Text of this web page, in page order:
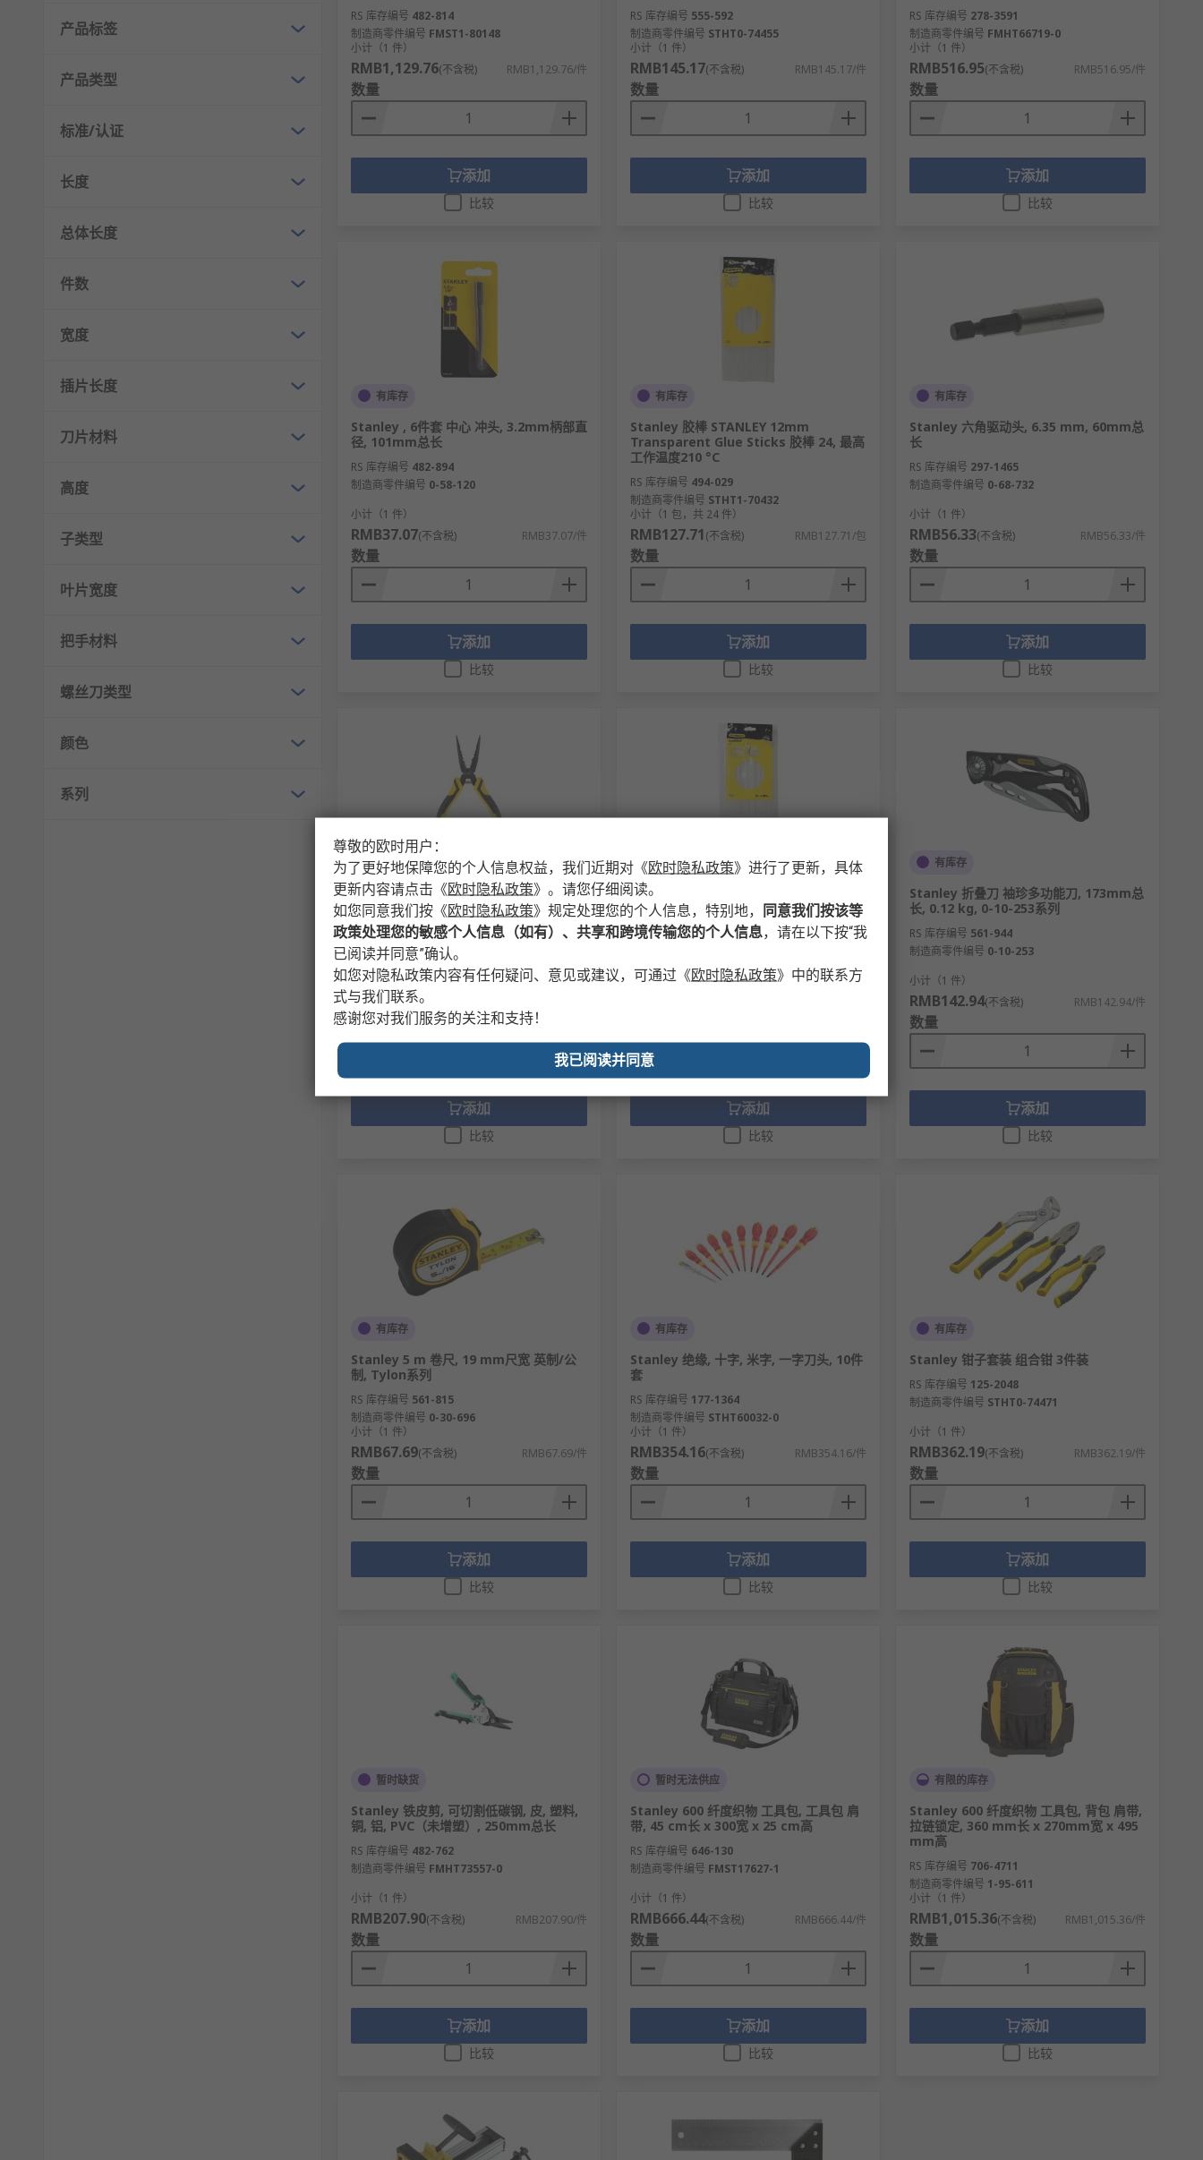
产品标签
产品类型
标准/认证
长度
总体长度
件数
宽度
插片长度
刀片材料
高度
子类型
叶片宽度
把手材料
螺丝刀类型
颜色
系列
RS 库存编号 482-814
制造商零件编号 FMST1-80148
小计（1 件）
RMB1,129.76(不含税) RMB1,129.76/件
数量
添加
比较
RS 库存编号 555-592
制造商零件编号 STHT0-74455
小计（1 件）
RMB145.17(不含税) RMB145.17/件
数量
添加
比较
RS 库存编号 278-3591
制造商零件编号 FMHT66719-0
小计（1 件）
RMB516.95(不含税) RMB516.95/件
数量
添加
比较
有库存
Stanley , 6件套 中心 冲头, 3.2mm柄部直
径, 101mm总长
RS 库存编号 482-894
制造商零件编号 0-58-120
小计（1 件）
RMB37.07(不含税) RMB37.07/件
数量
添加
比较
有库存
Stanley 胶棒 STANLEY 12mm
Transparent Glue Sticks 胶棒 24, 最高
工作温度210 °C
RS 库存编号 494-029
制造商零件编号 STHT1-70432
小计（1 包，共 24 件）
RMB127.71(不含税) RMB127.71/包
数量
添加
比较
有库存
Stanley 六角驱动头, 6.35 mm, 60mm总
长
RS 库存编号 297-1465
制造商零件编号 0-68-732
小计（1 件）
RMB56.33(不含税) RMB56.33/件
数量
添加
比较
有库存
Stanley , 1件套 长嘴, 150mm总长 长嘴
钳 长嘴
RS 库存编号125-2043
制造商零件编号STHT0-74363
小计（1 件）
RMB139.72
数量
添加
比较
暂时缺货
Stanley 胶棒 STANLEY 12mm All
Purpose Transparent Glue Stick 胶棒
41, 最高工作温度210 °C
制造商零件编号 STHT1-70430
小计（1 包，共 100 件）
添加
比较
有库存
Stanley 折叠刀 袖珍多功能刀, 173mm总
长, 0.12 kg, 0-10-253系列
RS 库存编号 561-944
制造商零件编号 0-10-253
小计（1 件）
RMB142.94(不含税) RMB142.94/件
数量
添加
比较
有库存
Stanley 5 m 卷尺, 19 mm尺宽 英制/公
制, Tylon系列
RS 库存编号 561-815
制造商零件编号 0-30-696
小计（1 件）
RMB67.69(不含税) RMB67.69/件
数量
添加
比较
有库存
Stanley 绝缘, 十字, 米字, 一字刀头, 10件
套
RS 库存编号 177-1364
制造商零件编号 STHT60032-0
小计（1 件）
RMB354.16(不含税) RMB354.16/件
数量
添加
比较
有库存
Stanley 钳子套装 组合钳 3件装
RS 库存编号 125-2048
制造商零件编号 STHT0-74471
小计（1 件）
RMB362.19(不含税) RMB362.19/件
数量
添加
比较
暂时缺货
Stanley 铁皮剪, 可切割低碳钢, 皮, 塑料,
铜, 铝, PVC（未增塑）, 250mm总长
RS 库存编号 482-762
制造商零件编号 FMHT73557-0
小计（1 件）
RMB207.90(不含税) RMB207.90/件
数量
添加
比较
暂时无法供应
Stanley 600 纤度织物 工具包, 工具包 肩
带, 45 cm长 x 300宽 x 25 cm高
RS 库存编号 646-130
制造商零件编号 FMST17627-1
小计（1 件）
RMB666.44(不含税) RMB666.44/件
数量
添加
比较
有限的库存
Stanley 600 纤度织物 工具包, 背包 肩带,
拉链锁定, 360 mm长 x 270mm宽 x 495
mm高
RS 库存编号 706-4711
制造商零件编号 1-95-611
小计（1 件）
RMB1,015.36(不含税) RMB1,015.36/件
数量
添加
比较
尊敬的欧时用户：
为了更好地保障您的个人信息权益，我们近期对 《欧时隐私政策》 进行了更新，具体
更新内容请点击 《欧时隐私政策》 。请您仔细阅读。
如您同意我们按 《欧时隐私政策》 规定处理您的个人信息，特别地，
同意我们按该等
政策处理您的敏感个人信息（如有）、共享和跨境传输您的个人信息，请在以下按“我
已阅读并同意”确认。
如您对隐私政策内容有任何疑问、意见或建议，可通过 《欧时隐私政策》 中的联系方
式与我们联系。
感谢您对我们服务的关注和支持！
我已阅读并同意